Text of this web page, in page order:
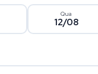
Qua
12/08